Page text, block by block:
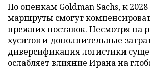
По оценкам Goldman Sachs, к
маршруты смогут
прежних поставок. Несмотря на
хуситов и дополнительные
диверсификация логистики
ослабляет влияние Ирана на